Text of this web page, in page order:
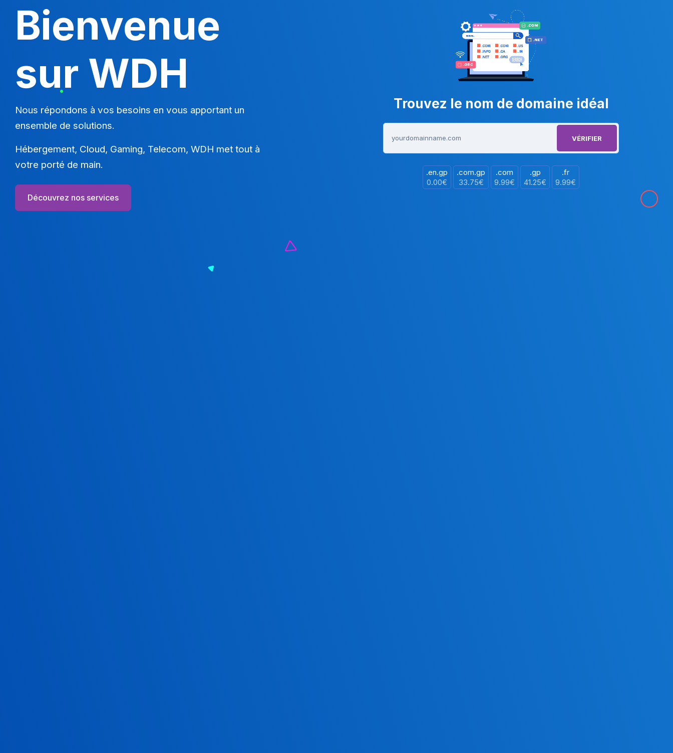
Bienvenue
sur WDH
Nous répondons à vos besoins en vous apportant un
ensemble de solutions.
Hébergement, Cloud, Gaming, Telecom, WDH met tout à
votre porté de main.
Découvrez nos services
Trouvez le nom de domaine idéal
VÉRIFIER
.en.gp
0.00€
.com.gp
33.75€
.com
9.99€
.gp
41.25€
.fr
9.99€